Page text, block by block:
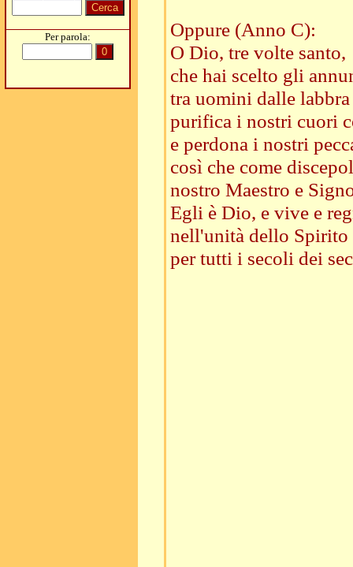
Per parola:
Oppure (Anno C):
O Dio, tre volte santo,
che hai scelto gli
tra uomini dalle
purifica i nostri cuori
e perdona i nostri
così che come
nostro Maestro e
Egli è Dio, e vive e
nell'unità dello Spirito
per tutti i secoli dei